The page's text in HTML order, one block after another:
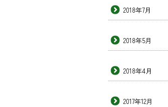
2018年7月
2018年5月
2018年4月
2017年12月